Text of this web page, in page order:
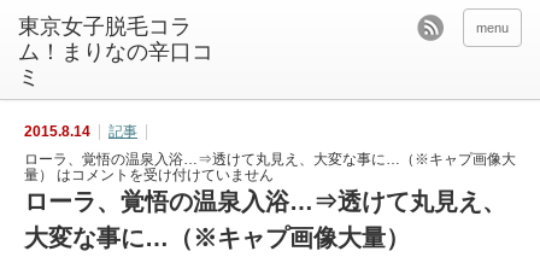
東京女子脱毛コラ
ム！まりなの辛口コ
ミ
menu
2015.8.14
記事
ローラ、覚悟の温泉入浴…⇒透けて丸見え、大変な事に…（※キャプ画像大
量） はコメントを受け付けていません
ローラ、覚悟の温泉入浴…⇒透けて丸見え、
大変な事に…（※キャプ画像大量）